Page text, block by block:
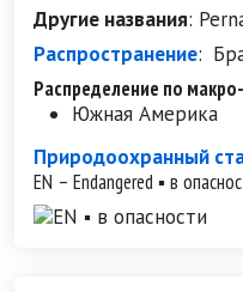
Другие названия:
Распространение:
Распределение по
Южная Америка
Природоохранный
EN – Endangered ▪ в